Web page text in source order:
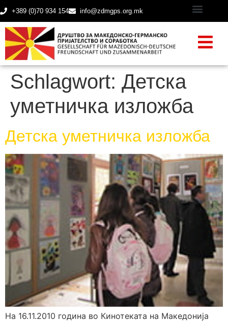
+389 (0)70 934 154 info@zdmgps.org.mk
Schlagwort: Детска
уметничка изложба
Детска уметничка изложба
На 16.11.2010 година во Кинотеката на Македонија